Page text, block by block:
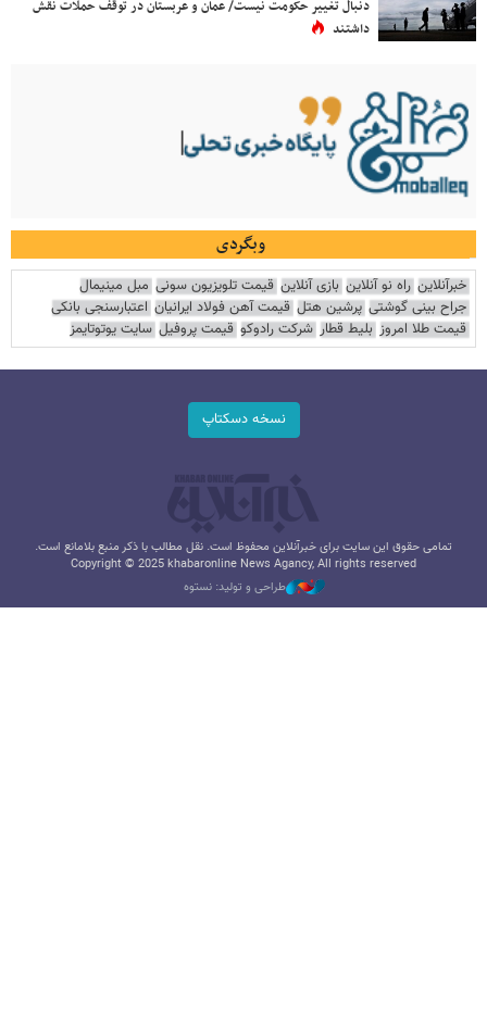
دنبال تغییر حکومت نیست/ عمان و عربستان در توقف حملات نقش
داشتند
وبگردی
خبرآنلاین راه نو آنلاین بازی آنلاین قیمت تلویزیون سونی مبل مینیمال
جراح بینی گوشتی پرشین هتل قیمت آهن فولاد ایرانیان اعتبارسنجی بانکی
قیمت طلا امروز بلیط قطار شرکت رادوکو قیمت پروفیل سایت یوتوتایمز
نسخه دسکتاپ
تمامی حقوق این سایت برای خبرآنلاین محفوظ است. نقل مطالب با ذکر منبع بلامانع است.
Copyright © 2025 khabaronline News Agancy, All rights reserved
طراحی و تولید: نستوه